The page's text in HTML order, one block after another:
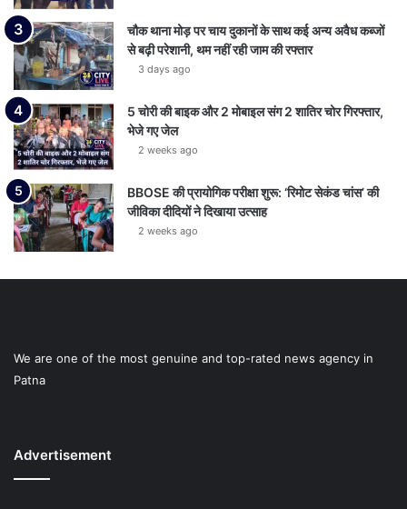
चौक थाना मोड़ पर चाय दुकानों के साथ कई अन्य अवैध कब्जों
से बढ़ी परेशानी, थम नहीं रही जाम की रफ्तार
3 days ago
5 चोरी की बाइक और 2 मोबाइल संग 2 शातिर चोर गिरफ्तार,
भेजे गए जेल
2 weeks ago
BBOSE की प्रायोगिक परीक्षा शुरू: ‘रिमोट सेकंड चांस’ की
जीविका दीदियों ने दिखाया उत्साह
2 weeks ago
We are one of the most genuine and top-rated news agency in
Patna
Advertisement